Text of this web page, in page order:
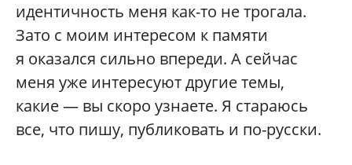
идентичность меня как-то не трогала.
Зато с моим интересом к памяти
я оказался сильно впереди. А сейчас
меня уже интересуют другие темы,
какие — вы скоро узнаете. Я стараюсь
все, что пишу, публиковать и по-русски.